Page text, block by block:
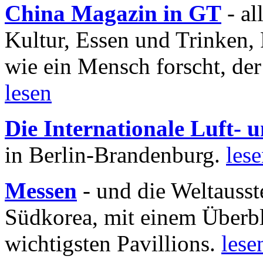
China Magazin in GT -
Kultur, Essen und
wie ein Mensch forscht,
lesen
Die Internationale Luft-
in Berlin-Brandenburg.
Messen - und die
Südkorea, mit einem
wichtigsten Pavillions.